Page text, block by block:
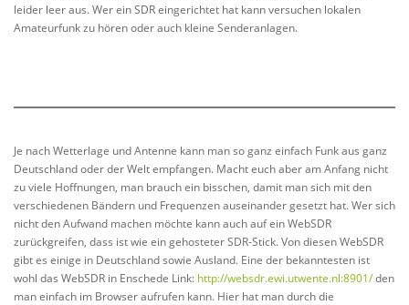
leider leer aus. Wer ein SDR eingerichtet hat kann versuchen lokalen
Amateurfunk zu hören oder auch kleine Senderanlagen.
Je nach Wetterlage und Antenne kann man so ganz einfach Funk aus ganz
Deutschland oder der Welt empfangen. Macht euch aber am Anfang nicht
zu viele Hoffnungen, man brauch ein bisschen, damit man sich mit den
verschiedenen Bändern und Frequenzen auseinander gesetzt hat. Wer sich
nicht den Aufwand machen möchte kann auch auf ein WebSDR
zurückgreifen, dass ist wie ein gehosteter SDR-Stick. Von diesen WebSDR
gibt es einige in Deutschland sowie Ausland. Eine der bekanntesten ist
wohl das WebSDR in Enschede Link: http://websdr.ewi.utwente.nl:8901/den
man einfach im Browser aufrufen kann. Hier hat man durch die